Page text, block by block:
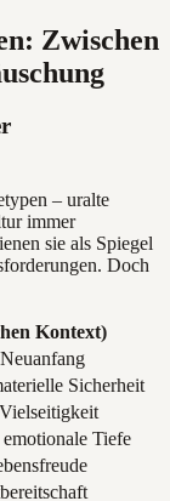
Zwischen
– uralte
immer
sie als Spiegel
Doch
Kontext)
Sicherheit
Tiefe